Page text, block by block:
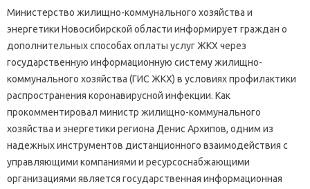
Министерство жилищно-коммунального хозяйства и
энергетики Новосибирской области информирует граждан о
дополнительных способах оплаты услуг ЖКХ через
государственную информационную систему жилищно-
коммунального хозяйства (ГИС ЖКХ) в условиях профилактики
распространения коронавирусной инфекции. Как
прокомментировал министр жилищно-коммунального
хозяйства и энергетики региона Денис Архипов, одним из
надежных инструментов дистанционного взаимодействия с
управляющими компаниями и ресурсоснабжающими
организациями является государственная информационная